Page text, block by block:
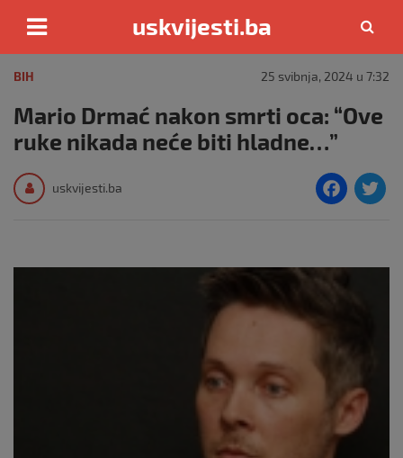
content
uskvijesti.ba
BIH 25 svibnja, 2024 u 7:32
Mario Drmać nakon smrti oca: “Ove
ruke nikada neće biti hladne…”
uskvijesti.ba
F
e
o
k